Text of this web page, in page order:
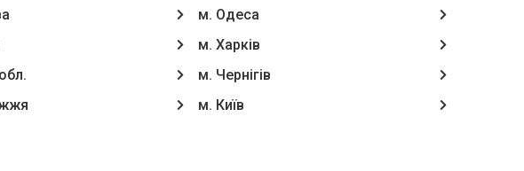
м. Одеса
м. Харків
м. Чернігів
м. Київ